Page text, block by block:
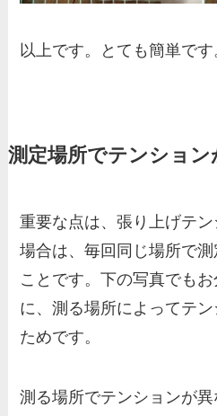
以上です。とても簡単です
測定場所でテンショ
重要な点は、張り上げテ
場合は、毎回同じ場所で
ことです。下の写真でも
に、測る場所によってテ
ためです。
測る場所でテンションが異